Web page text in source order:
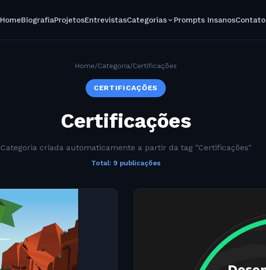
HomeBiografiaProjetosEntrevistasCategorias Prompts InsanosContato
Home/Categoria/Certificações
CERTIFICAÇÕES
Certificações
Categoria criada automaticamente a partir da tag "Certificações"
Total: 9 publicações